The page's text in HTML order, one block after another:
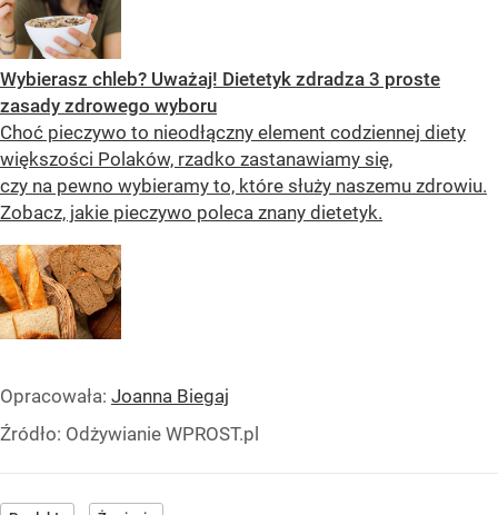
Wybierasz chleb? Uważaj! Dietetyk zdradza 3 proste
zasady zdrowego wyboru
Choć pieczywo to nieodłączny element codziennej diety
większości Polaków, rzadko zastanawiamy się,
czy na pewno wybieramy to, które służy naszemu zdrowiu.
Zobacz, jakie pieczywo poleca znany dietetyk.
Opracowała: Joanna Biegaj
Źródło: Odżywianie WPROST.pl